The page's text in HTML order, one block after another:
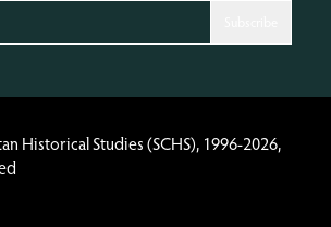
Historical Studies (SCHS), 1996-2026,